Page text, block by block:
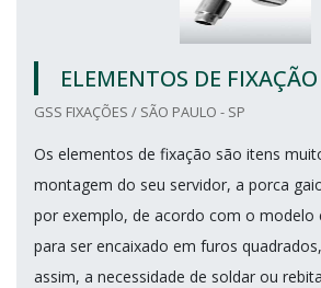
ELEMENTOS DE FIXAÇÃO
GSS FIXAÇÕES / SÃO PAULO - SP
Os elementos de fixação são itens
montagem do seu servidor, a porca
por exemplo, de acordo com o modelo
para ser encaixado em furos
assim, a necessidade de soldar ou